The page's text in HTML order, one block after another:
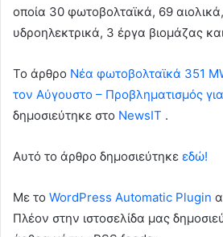
οποία 30 φωτοβολταϊκά, 69
υδροηλεκτρικά, 3 έργα βιομάζας
To άρθρο Νέα φωτοβολταϊκά 351
τον Αύγουστο – Προβληματισμός
δημοσιεύτηκε στο NewsIT .
Αυτό το άρθρο δημοσιεύτηκε εδώ!
Με το WordPress Automatic Plugin
Πλέον στην ιστοσελίδα μας